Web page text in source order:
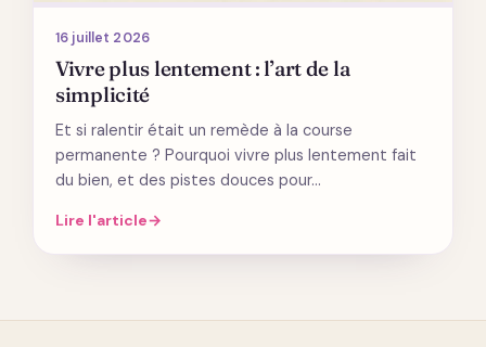
16 juillet 2026
Vivre plus lentement : l’art de la
simplicité
Et si ralentir était un remède à la course
permanente ? Pourquoi vivre plus lentement fait
du bien, et des pistes douces pour…
Lire l'article→